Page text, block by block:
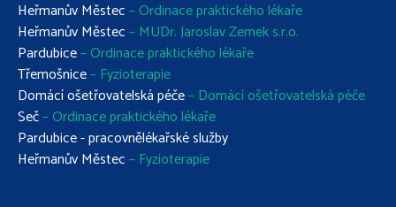
Heřmanův Městec– Ordinace praktického lékaře
Heřmanův Městec– MUDr. Jaroslav Zemek s.r.o.
Pardubice– Ordinace praktického lékaře
Třemošnice– Fyzioterapie
Domácí ošetřovatelská péče– Domácí ošetřovatelská péče
Seč– Ordinace praktického lékaře
Pardubice - pracovnělékařské služby
Heřmanův Městec– Fyzioterapie